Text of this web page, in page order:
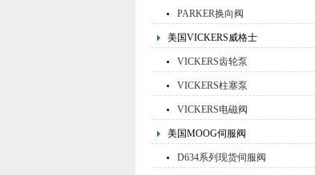
PARKER换向阀
美国VICKERS威格士
VICKERS齿轮泵
VICKERS柱塞泵
VICKERS电磁阀
美国MOOG伺服阀
D634系列现货伺服阀